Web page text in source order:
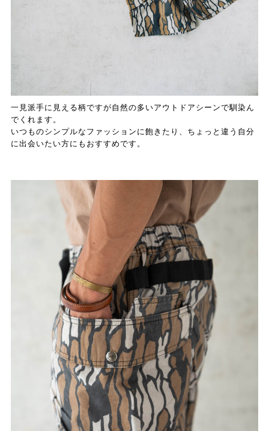
一見派手に見える柄ですが自然の多いアウトドアシーンで馴染ん
でくれます。
いつものシンプルなファッションに飽きたり、ちょっと違う自分
に出会いたい方にもおすすめです。